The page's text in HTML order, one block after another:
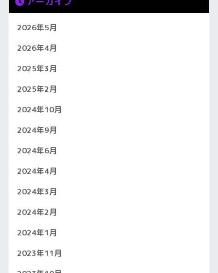
2026年5月
2026年4月
2025年3月
2025年2月
2024年10月
2024年9月
2024年6月
2024年4月
2024年3月
2024年2月
2024年1月
2023年11月